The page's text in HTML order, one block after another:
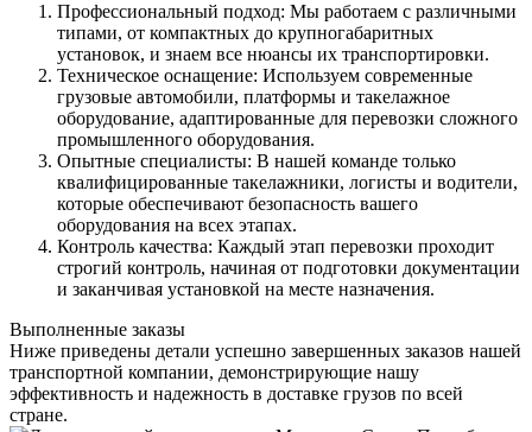
Профессиональный подход: Мы работаем с различными
типами, от компактных до крупногабаритных
установок, и знаем все нюансы их транспортировки.
Техническое оснащение: Используем современные
грузовые автомобили, платформы и такелажное
оборудование, адаптированные для перевозки сложного
промышленного оборудования.
Опытные специалисты: В нашей команде только
квалифицированные такелажники, логисты и водители,
которые обеспечивают безопасность вашего
оборудования на всех этапах.
Контроль качества: Каждый этап перевозки проходит
строгий контроль, начиная от подготовки документации
и заканчивая установкой на месте назначения.
Выполненные заказы
Ниже приведены детали успешно завершенных заказов нашей
транспортной компании, демонстрирующие нашу
эффективность и надежность в доставке грузов по всей
стране.